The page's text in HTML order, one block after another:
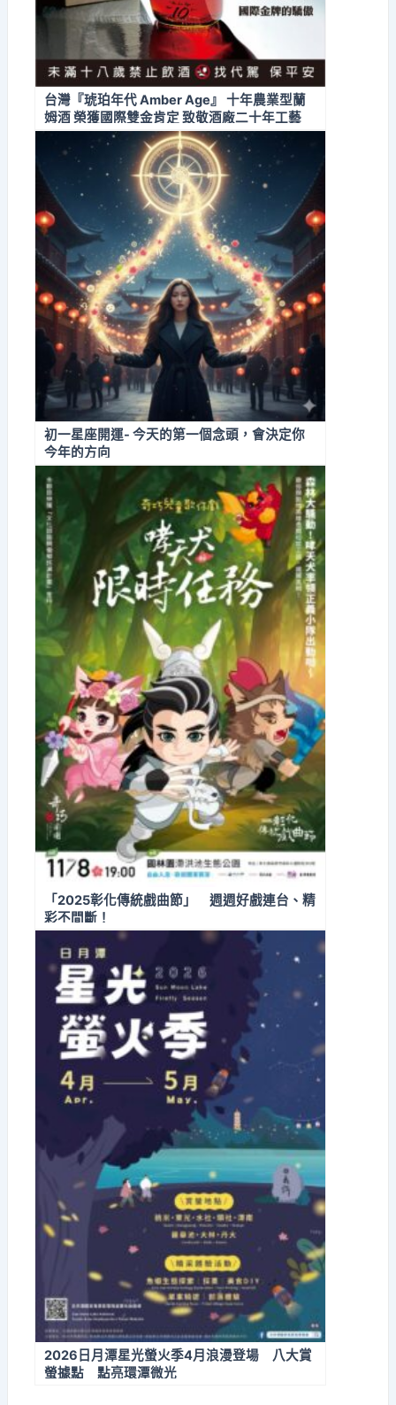
台灣『琥珀年代 Amber Age』 十年農業型蘭
姆酒 榮獲國際雙金肯定 致敬酒廠二十年工藝
初一星座開運- 今天的第一個念頭，會決定你
今年的方向
「2025彰化傳統戲曲節」 週週好戲連台、精
彩不間斷！
2026日月潭星光螢火季4月浪漫登場 八大賞
螢據點 點亮環潭微光